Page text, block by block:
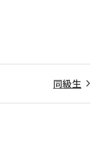
同級生